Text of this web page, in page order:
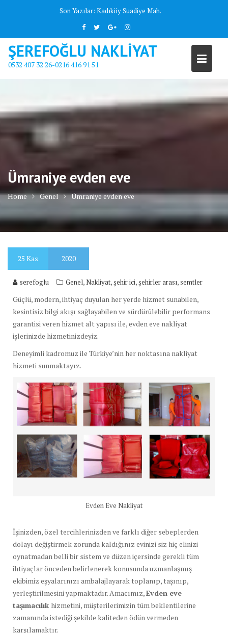
Son Yazılar: Kadıköy Suadiye Mah.
ŞEREFOĞLU NAKLİYAT
0532 407 32 26-0216 416 91 51
Ümraniye evden eve
Home Genel Ümraniye evden eve
25 Kas 2020
serefoglu Genel,Nakliyat,şehir ici,şehirler arası,semtler
Güçlü, modern, ihtiyaç duyulan her yerde hizmet sunabilen,
kesintisiz bilgi akışı sağlayabilen ve sürdürülebilir performans
garantisi veren hizmet alt yapısı ile, evden eve nakliyat
işlerinizde hizmetinizdeyiz.
Deneyimli kadromuz ile Türkiye’nin her noktasına nakliyat
hizmeti sunmaktayız.
Evden Eve Nakliyat
İşinizden, özel tercihlerinizden ve farklı diğer sebeplerden
dolayı değiştirmek zorunda kaldığınız evinizi siz hiç elinizi
oynatmadan belli bir sistem ve düzen içersinde gerekli tüm
ihtiyaçlar önceden belirlenerek konusunda uzmanlaşmış
ekibimiz eşyalarınızı ambalajlayarak toplanıp, taşınıp,
yerleştirilmesini yapmaktadır. Amacımız,Evden eve
taşımacılık hizmetini, müşterilerimizin tüm beklentilerine
zamanında istediği şekilde kaliteden ödün vermeden
karşılamaktır.